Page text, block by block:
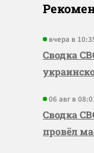
вчера в
Сводка
06 авг в
Сводка
провёл